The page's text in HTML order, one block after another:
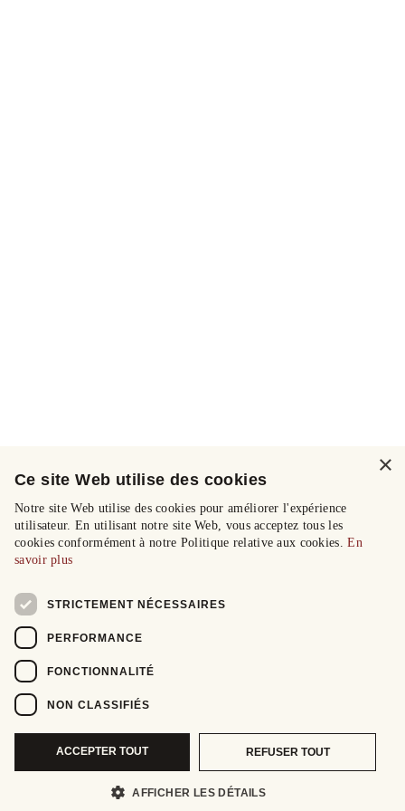
×
Ce site Web utilise des cookies
Notre site Web utilise des cookies pour améliorer l'expérience
utilisateur. En utilisant notre site Web, vous acceptez tous les
cookies conformément à notre Politique relative aux cookies.En
savoir plus
STRICTEMENT NÉCESSAIRES
PERFORMANCE
FONCTIONNALITÉ
NON CLASSIFIÉS
ACCEPTER TOUT REFUSER TOUT
AFFICHER LES DÉTAILS